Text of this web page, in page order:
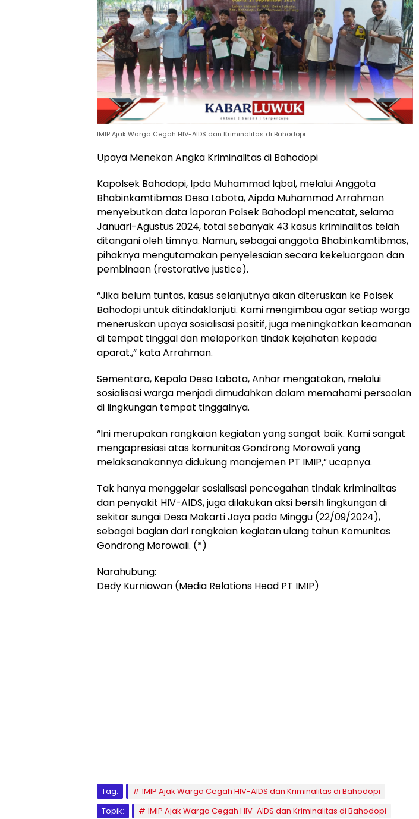
IMIP Ajak Warga Cegah HIV-AIDS dan Kriminalitas di Bahodopi
Upaya Menekan Angka Kriminalitas di Bahodopi
Kapolsek Bahodopi, Ipda Muhammad Iqbal, melalui Anggota
Bhabinkamtibmas Desa Labota, Aipda Muhammad Arrahman
menyebutkan data laporan Polsek Bahodopi mencatat, selama
Januari-Agustus 2024, total sebanyak 43 kasus kriminalitas telah
ditangani oleh timnya. Namun, sebagai anggota Bhabinkamtibmas,
pihaknya mengutamakan penyelesaian secara kekeluargaan dan
pembinaan (restorative justice).
“Jika belum tuntas, kasus selanjutnya akan diteruskan ke Polsek
Bahodopi untuk ditindaklanjuti. Kami mengimbau agar setiap warga
meneruskan upaya sosialisasi positif, juga meningkatkan keamanan
di tempat tinggal dan melaporkan tindak kejahatan kepada
aparat.,” kata Arrahman.
Sementara, Kepala Desa Labota, Anhar mengatakan, melalui
sosialisasi warga menjadi dimudahkan dalam memahami persoalan
di lingkungan tempat tinggalnya.
“Ini merupakan rangkaian kegiatan yang sangat baik. Kami sangat
mengapresiasi atas komunitas Gondrong Morowali yang
melaksanakannya didukung manajemen PT IMIP,” ucapnya.
Tak hanya menggelar sosialisasi pencegahan tindak kriminalitas
dan penyakit HIV-AIDS, juga dilakukan aksi bersih lingkungan di
sekitar sungai Desa Makarti Jaya pada Minggu (22/09/2024),
sebagai bagian dari rangkaian kegiatan ulang tahun Komunitas
Gondrong Morowali. (*)
Narahubung:
Dedy Kurniawan (Media Relations Head PT IMIP)
Tag:
IMIP Ajak Warga Cegah HIV-AIDS dan Kriminalitas di Bahodopi
Topik:
IMIP Ajak Warga Cegah HIV-AIDS dan Kriminalitas di Bahodopi